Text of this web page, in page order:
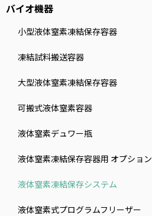
バイオ機器
小型液体窒素凍結保存容器
凍結試料搬送容器
大型液体窒素凍結保存容器
可搬式液体窒素容器
液体窒素デュワー瓶
液体窒素凍結保存容器用 オプション
液体窒素凍結保存システム
液体窒素式プログラムフリーザー